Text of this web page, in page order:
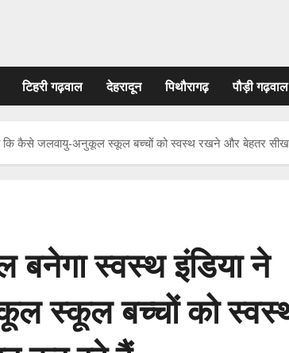
टिहरी गढ़वाल देहरादून पिथौरागढ़ पौड़ी गढ़वाल
कि कैसे जलवायु-अनुकूल स्कूल बच्चों को स्वस्थ रखने और बेहतर
बनेगा स्वस्थ इंडिया ने
स्कूल बच्चों को